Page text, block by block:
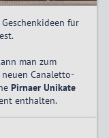
für
man zum
Canaletto-
Pirnaer Unikate
enthalten.